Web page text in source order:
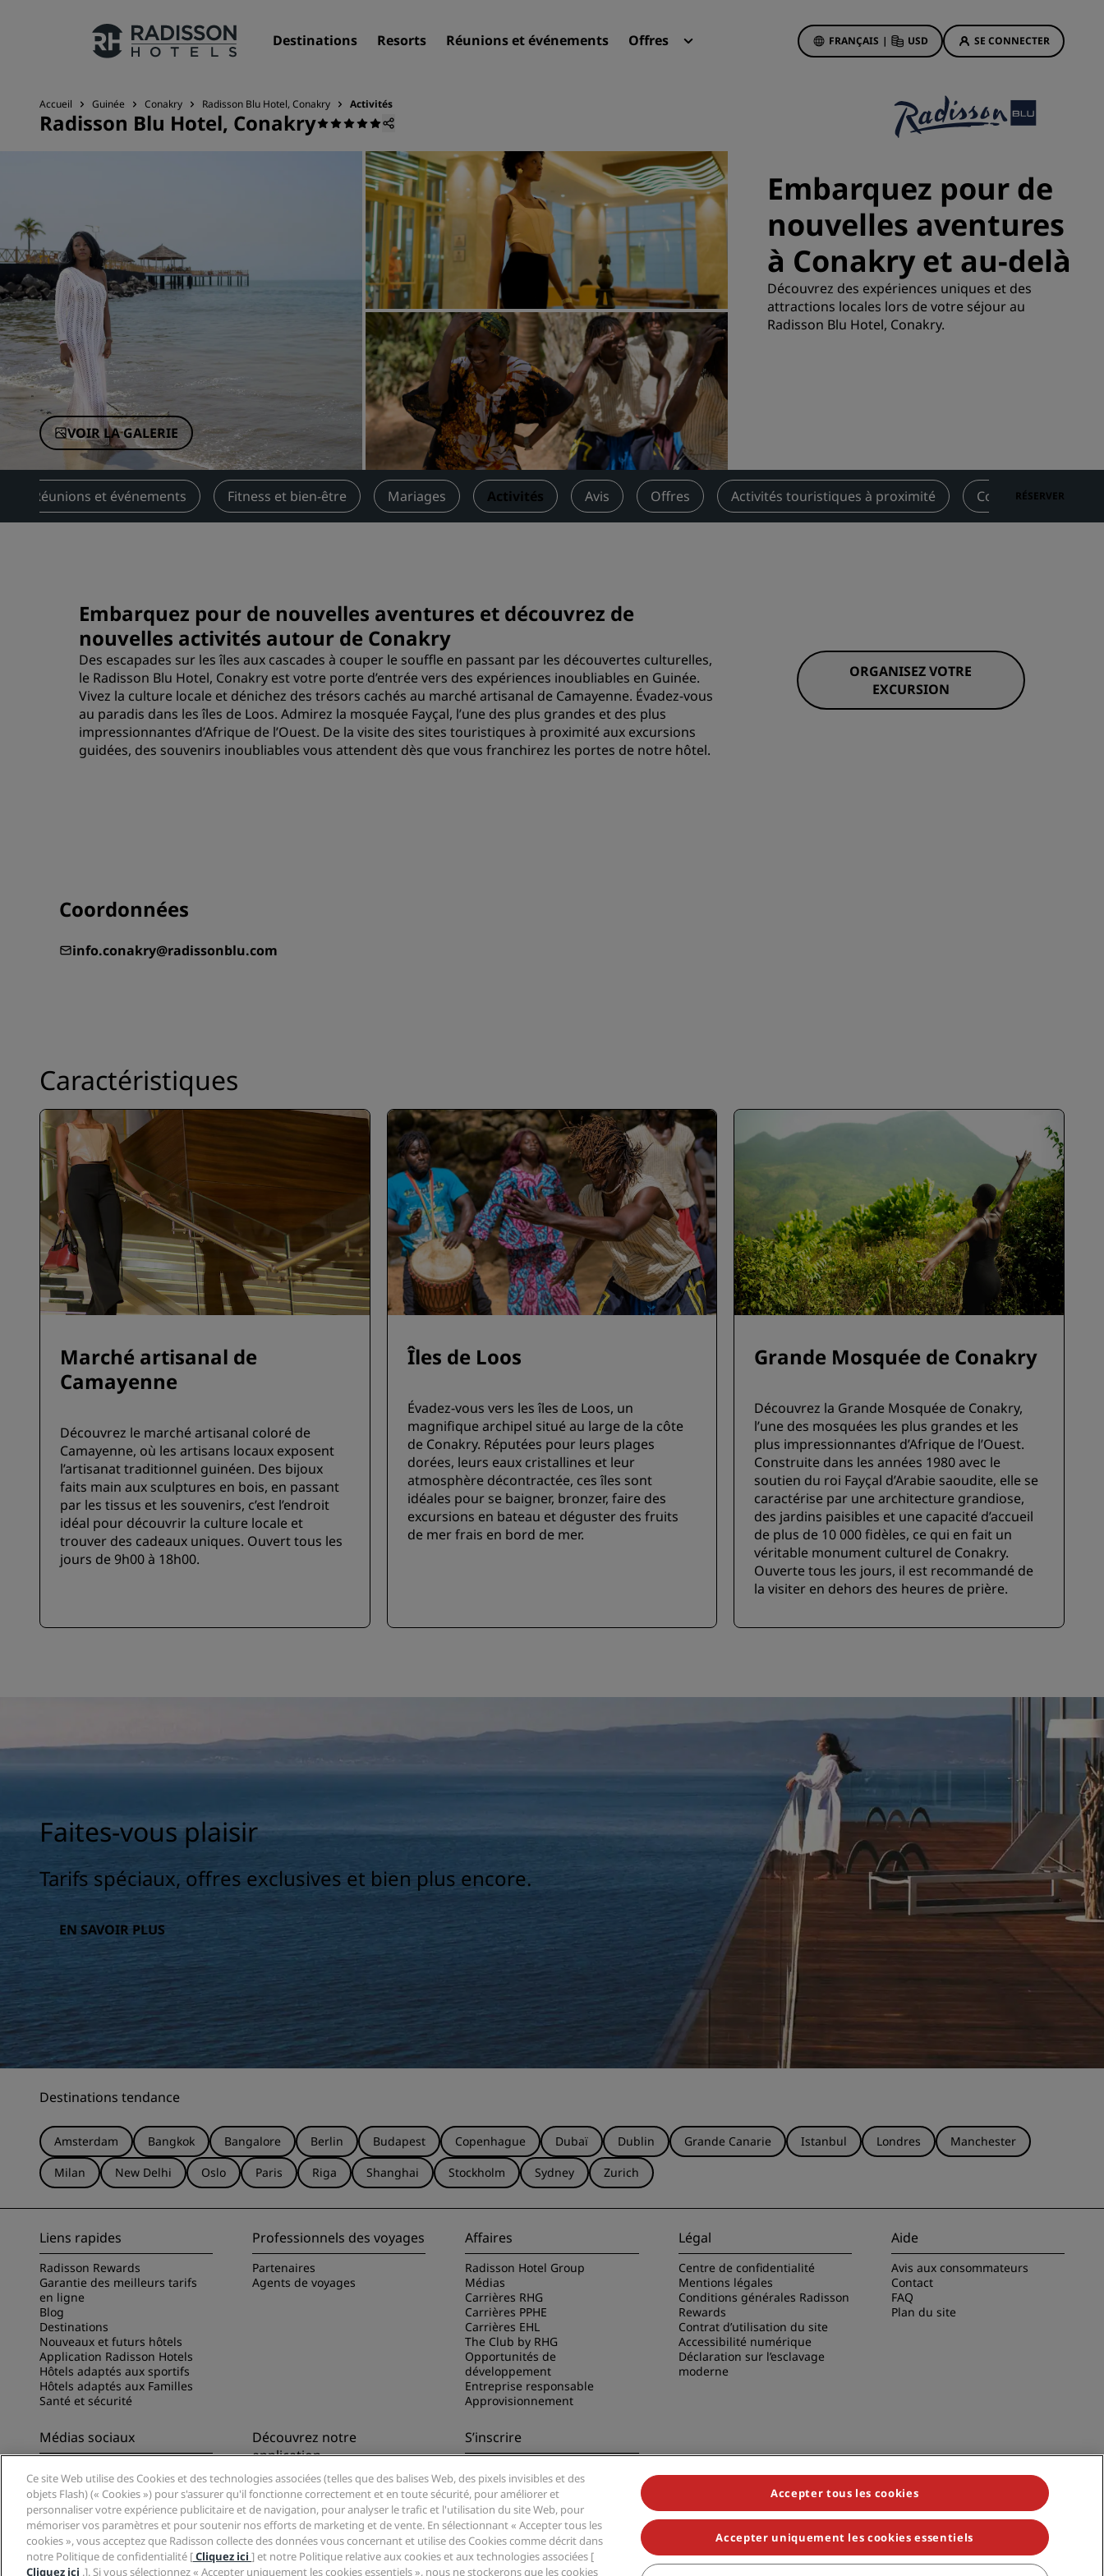
Destinations Resorts Réunions et événements Offres FRANÇAIS | USD SE CONNECTER
Nos enseignes
Marques affiliées en Chine
Destinations
Resorts
Appartements hôteliers
Hôtels d'aéroport
Nouveaux et futurs hôtels
Réunions et événements
Découvrez Radisson Meetings
Réservez une salle de réunion
Demander un devis
Pour les événements
Solutions d’entreprise
Rechercher des vols
Rechercher des vols
Application Radisson Hotels
Offres d'hôtels
La magie opère dès les premiers
instants
Deals of the Day
Réservez à l’avance
Voir nos forfaits
Idées de voyage
Voyageur d'affaires
Hôtels du centre-ville
Comment utiliser vos points
Comment gagner des points
Bookers et Planners
Accueil Guinée Conakry Radisson Blu Hotel, Conakry Activités
Radisson Blu Hotel, Conakry
VOIR LA GALERIE
Embarquez pour de
nouvelles aventures
à Conakry et au-delà
Découvrez des expériences uniques et des
attractions locales lors de votre séjour au
Radisson Blu Hotel, Conakry.
Réunions et événements Fitness et bien-être Mariages Activités Avis Offres Activités touristiques à proximité ContactRÉSERVER
Embarquez pour de nouvelles aventures et découvrez de
nouvelles activités autour de Conakry
Des escapades sur les îles aux cascades à couper le souffle en passant par les découvertes culturelles,
le Radisson Blu Hotel, Conakry est votre porte d’entrée vers des expériences inoubliables en Guinée.
Vivez la culture locale et dénichez des trésors cachés au marché artisanal de Camayenne. Évadez-vous
au paradis dans les îles de Loos. Admirez la mosquée Fayçal, l’une des plus grandes et des plus
impressionnantes d’Afrique de l’Ouest. De la visite des sites touristiques à proximité aux excursions
guidées, des souvenirs inoubliables vous attendent dès que vous franchirez les portes de notre hôtel.
ORGANISEZ VOTRE
EXCURSION
Coordonnées
info.conakry@radissonblu.com
Caractéristiques
Marché artisanal de
Camayenne
Découvrez le marché artisanal coloré de
Camayenne, où les artisans locaux exposent
l’artisanat traditionnel guinéen. Des bijoux
faits main aux sculptures en bois, en passant
par les tissus et les souvenirs, c’est l’endroit
idéal pour découvrir la culture locale et
trouver des cadeaux uniques. Ouvert tous les
jours de 9h00 à 18h00.
Îles de Loos
Évadez-vous vers les îles de Loos, un
magnifique archipel situé au large de la côte
de Conakry. Réputées pour leurs plages
dorées, leurs eaux cristallines et leur
atmosphère décontractée, ces îles sont
idéales pour se baigner, bronzer, faire des
excursions en bateau et déguster des fruits
de mer frais en bord de mer.
Grande Mosquée de Conakry
Découvrez la Grande Mosquée de Conakry,
l’une des mosquées les plus grandes et les
plus impressionnantes d’Afrique de l’Ouest.
Construite dans les années 1980 avec le
soutien du roi Fayçal d’Arabie saoudite, elle se
caractérise par une architecture grandiose,
des jardins paisibles et une capacité d’accueil
de plus de 10 000 fidèles, ce qui en fait un
véritable monument culturel de Conakry.
Ouverte tous les jours, il est recommandé de
la visiter en dehors des heures de prière.
Faites-vous plaisir
Tarifs spéciaux, offres exclusives et bien plus encore.
EN SAVOIR PLUS
Destinations tendance
Amsterdam Bangkok Bangalore Berlin Budapest Copenhague Dubaï Dublin Grande Canarie Istanbul Londres
Manchester
Milan
New Delhi Oslo Paris Riga Shanghai Stockholm Sydney Zurich
Liens rapides
Radisson Rewards
Garantie des meilleurs tarifs
en ligne
Blog
Destinations
Nouveaux et futurs hôtels
Application Radisson Hotels
Hôtels adaptés aux sportifs
Hôtels adaptés aux Familles
Santé et sécurité
Professionnels des voyages
Partenaires
Agents de voyages
Affaires
Radisson Hotel Group
Médias
Carrières RHG
Carrières PPHE
Carrières EHL
The Club by RHG
Opportunités de
développement
Entreprise responsable
Approvisionnement
Légal
Centre de confidentialité
Mentions légales
Conditions générales Radisson
Rewards
Contrat d’utilisation du site
Accessibilité numérique
Déclaration sur l’esclavage
moderne
Aide
Avis aux consommateurs
Contact
FAQ
Plan du site
Médias sociaux
Découvrez notre
application
Découvrez l’appli Radisson Hotels
S’inscrire
offres les plus populaires
Ce site Web utilise des Cookies et des technologies associées (telles que des balises Web, des pixels invisibles et des
objets Flash) (« Cookies ») pour s'assurer qu'il fonctionne correctement et en toute sécurité, pour améliorer et
personnaliser votre expérience publicitaire et de navigation, pour analyser le trafic et l'utilisation du site Web, pour
mémoriser vos paramètres et pour soutenir nos efforts de marketing et de vente. En sélectionnant « Accepter tous les
cookies », vous acceptez que Radisson collecte des données vous concernant et utilise des Cookies comme décrit dans
notre Politique de confidentialité [Cliquez ici ] et notre Politique relative aux cookies et aux technologies associées [
Cliquez ici .]. Si vous sélectionnez « Accepter uniquement les cookies essentiels », nous ne stockerons que les cookies
Accepter tous les cookies
Accepter uniquement les cookies essentiels